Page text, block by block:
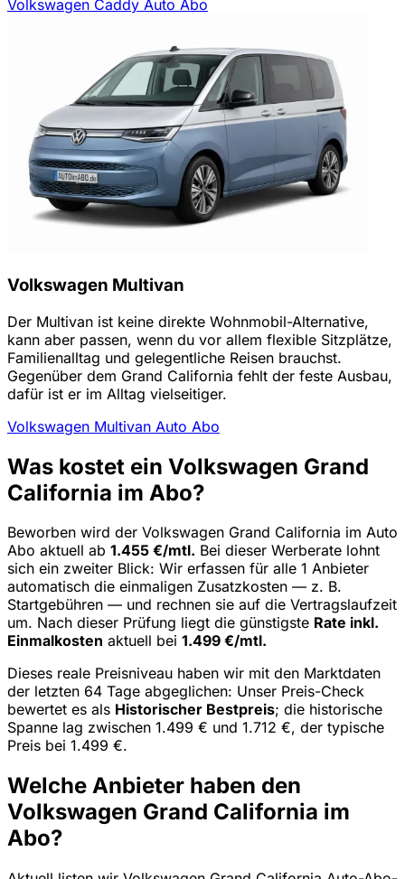
Volkswagen Caddy Auto Abo
Volkswagen Multivan
Der Multivan ist keine direkte Wohnmobil-Alternative,
kann aber passen, wenn du vor allem flexible Sitzplätze,
Familienalltag und gelegentliche Reisen brauchst.
Gegenüber dem Grand California fehlt der feste Ausbau,
dafür ist er im Alltag vielseitiger.
Volkswagen Multivan Auto Abo
Was kostet ein Volkswagen Grand
California im Abo?
Beworben wird der Volkswagen Grand California im Auto
Abo aktuell ab 1.455 €/mtl. Bei dieser Werberate lohnt
sich ein zweiter Blick: Wir erfassen für alle 1 Anbieter
automatisch die einmaligen Zusatzkosten — z. B.
Startgebühren — und rechnen sie auf die Vertragslaufzeit
um. Nach dieser Prüfung liegt die günstigste Rate inkl.
Einmalkosten aktuell bei 1.499 €/mtl.
Dieses reale Preisniveau haben wir mit den Marktdaten
der letzten 64 Tage abgeglichen: Unser Preis-Check
bewertet es als Historischer Bestpreis; die historische
Spanne lag zwischen 1.499 € und 1.712 €, der typische
Preis bei 1.499 €.
Welche Anbieter haben den
Volkswagen Grand California im
Abo?